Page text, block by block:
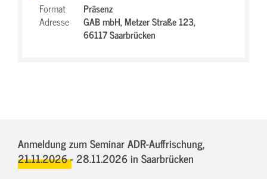
Format
Präsenz
Adresse
GAB mbH,Metzer Straße 123,
66117 Saarbrücken
Anmeldung zum Seminar ADR-Auffrischung,
21.11.2026 - 28.11.2026in Saarbrücken